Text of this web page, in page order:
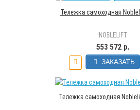
Тележка самоходная
NOBLELIFT
553 572 р.
ЗАКАЗАТЬ
Тележка самоходная